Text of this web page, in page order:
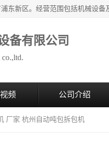
备有限公司
co.,ltd.
频 公司介绍
厂家 杭州自动吨包拆包机